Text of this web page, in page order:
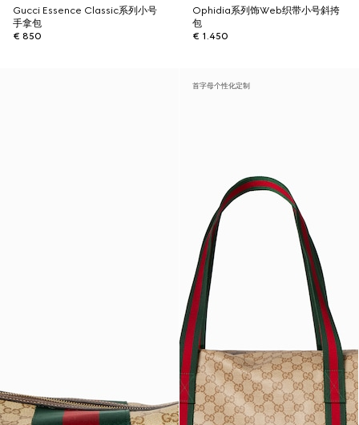
Gucci Essence Classic系列小号
手拿包
€ 850
Ophidia系列饰Web织带小号斜挎
包
€ 1.450
首字母个性化定制